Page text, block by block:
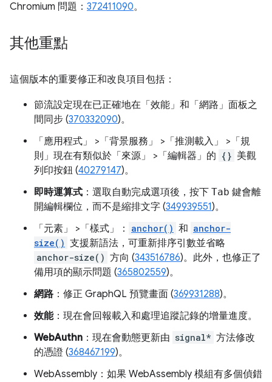
Chromium 問題： 372411090。
其他重點
這個版本的重要修正和改良項目包括：
節流設定現在已正確地在「效能」 和「網路」 面板之
間同步 (370332090)。
「應用程式」
>「背景服務」 >「推測載入」
>「規
則」 現在有類似於「來源」 >「編輯器」 的 {} 美觀
列印按鈕 (40279147)。
即時運算式 ：選取自動完成選項後，按下 Tab 鍵會離
開編輯欄位，而不是縮排文字 (349939551)。
「元素」
>「樣式」 ： anchor() 和 anchor-
size() 支援新語法，可重新排序引數並省略
anchor-size() 方向 (343516786)。此外，也修正了
備用項的顯示問題 (365802559)。
網路 ：修正 GraphQL 預覽畫面 (369931288)。
效能：現在會回報載入和處理追蹤記錄的增量進度。
WebAuthn ：現在會動態更新由 signal* 方法修改
的憑證 (368467199)。
WebAssembly：如果 WebAssembly 模組有多個偵錯